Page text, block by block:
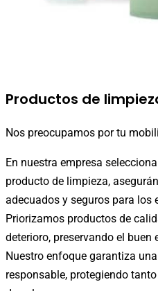
Productos de
Nos preocupamos por tu
En nuestra empresa
producto de limpieza,
adecuados y seguros para los
Priorizamos productos de
deterioro, preservando el buen
Nuestro enfoque garantiza
responsable, protegiendo